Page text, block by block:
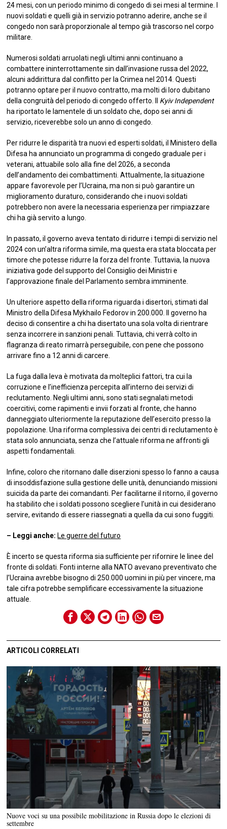
24 mesi, con un periodo minimo di congedo di sei mesi al termine. I
nuovi soldati e quelli già in servizio potranno aderire, anche se il
congedo non sarà proporzionale al tempo già trascorso nel corpo
militare.
Numerosi soldati arruolati negli ultimi anni continuano a
combattere ininterrottamente sin dall’invasione russa del 2022,
alcuni addirittura dal conflitto per la Crimea nel 2014. Questi
potranno optare per il nuovo contratto, ma molti di loro dubitano
della congruità del periodo di congedo offerto. Il Kyiv Independent
ha riportato le lamentele di un soldato che, dopo sei anni di
servizio, riceverebbe solo un anno di congedo.
Per ridurre le disparità tra nuovi ed esperti soldati, il Ministero della
Difesa ha annunciato un programma di congedo graduale per i
veterani, attuabile solo alla fine del 2026, a seconda
dell’andamento dei combattimenti. Attualmente, la situazione
appare favorevole per l’Ucraina, ma non si può garantire un
miglioramento duraturo, considerando che i nuovi soldati
potrebbero non avere la necessaria esperienza per rimpiazzare
chi ha già servito a lungo.
In passato, il governo aveva tentato di ridurre i tempi di servizio nel
2024 con un’altra riforma simile, ma questa era stata bloccata per
timore che potesse ridurre la forza del fronte. Tuttavia, la nuova
iniziativa gode del supporto del Consiglio dei Ministri e
l’approvazione finale del Parlamento sembra imminente.
Un ulteriore aspetto della riforma riguarda i disertori, stimati dal
Ministro della Difesa Mykhailo Fedorov in 200.000. Il governo ha
deciso di consentire a chi ha disertato una sola volta di rientrare
senza incorrere in sanzioni penali. Tuttavia, chi verrà colto in
flagranza di reato rimarrà perseguibile, con pene che possono
arrivare fino a 12 anni di carcere.
La fuga dalla leva è motivata da molteplici fattori, tra cui la
corruzione e l’inefficienza percepita all’interno dei servizi di
reclutamento. Negli ultimi anni, sono stati segnalati metodi
coercitivi, come rapimenti e invii forzati al fronte, che hanno
danneggiato ulteriormente la reputazione dell’esercito presso la
popolazione. Una riforma complessiva dei centri di reclutamento è
stata solo annunciata, senza che l’attuale riforma ne affronti gli
aspetti fondamentali.
Infine, coloro che ritornano dalle diserzioni spesso lo fanno a causa
di insoddisfazione sulla gestione delle unità, denunciando missioni
suicida da parte dei comandanti. Per facilitarne il ritorno, il governo
ha stabilito che i soldati possono scegliere l’unità in cui desiderano
servire, evitando di essere riassegnati a quella da cui sono fuggiti.
– Leggi anche: Le guerre del futuro
È incerto se questa riforma sia sufficiente per rifornire le linee del
fronte di soldati. Fonti interne alla NATO avevano preventivato che
l’Ucraina avrebbe bisogno di 250.000 uomini in più per vincere, ma
tale cifra potrebbe semplificare eccessivamente la situazione
attuale.
ARTICOLI CORRELATI
Nuove voci su una possibile mobilitazione in Russia dopo le elezioni di
settembre